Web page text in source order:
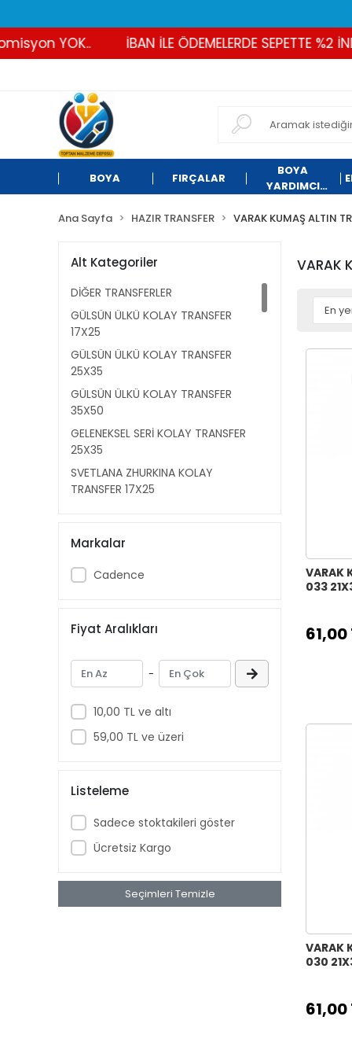
İBAN İLE ÖDEMELERDE SEPETTE %2 İNDİRİM
BOYA FIRÇALAR
BOYA
YARDIMCI
Ana Sayfa HAZIR TRANSFER VARAK KUMAŞ ALTIN
Alt Kategoriler
DİĞER TRANSFERLER
GÜLSÜN ÜLKÜ KOLAY TRANSFER
17X25
GÜLSÜN ÜLKÜ KOLAY TRANSFER
25X35
GÜLSÜN ÜLKÜ KOLAY TRANSFER
35X50
GELENEKSEL SERİ KOLAY TRANSFER
25X35
SVETLANA ZHURKINA KOLAY
TRANSFER 17X25
HOME DECOR HAZIR TRANSFER
25X35
KUMAŞ TRANSFER 25X35
VARAK KUMAŞ ALTIN TRANSFER
21X30
VARAK KUMAŞ TRANSFER ALTIN
30X42
DANTEL HAZIR TRANSFER 35X50
DANTEL HAZIR TRANSFER 25X35
DANTEL HAZIR TRANSFER 17X25
17X25
OLEG KULAKOV KOLAY TRANSFER
Markalar
Cadence
Fiyat Aralıkları
-
10,00 TL ve altı
59,00 TL ve üzeri
Listeleme
Sadece stoktakileri göster
Ücretsiz Kargo
Seçimleri Temizle
VARAK
VARAK
033
61,00
VARAK
030
61,00